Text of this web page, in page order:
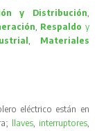
y Distribución,
, Respaldo y
, Materiales
eléctrico están en
llaves, interruptores,